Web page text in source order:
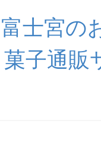
富士宮の
菓子通販